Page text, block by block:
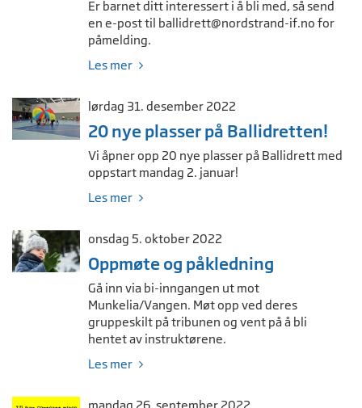
Er barnet ditt interessert i å bli med, så send
en e-post til ballidrett@nordstrand-if.no for
påmelding.
Les mer
lørdag 31. desember 2022
20 nye plasser på Ballidretten!
Vi åpner opp 20 nye plasser på Ballidrett med
oppstart mandag 2. januar!
Les mer
onsdag 5. oktober 2022
Oppmøte og påkledning
Gå inn via bi-inngangen ut mot
Munkelia/Vangen. Møt opp ved deres
gruppeskilt på tribunen og vent på å bli
hentet av instruktørene.
Les mer